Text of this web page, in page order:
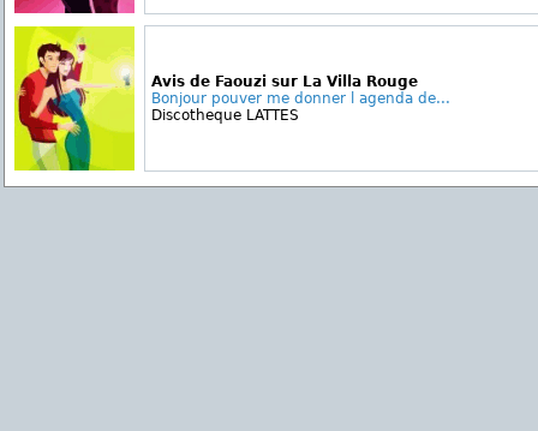
Avis de Faouzi sur La Villa Rouge
Bonjour pouver me donner l agenda de...
Discotheque LATTES